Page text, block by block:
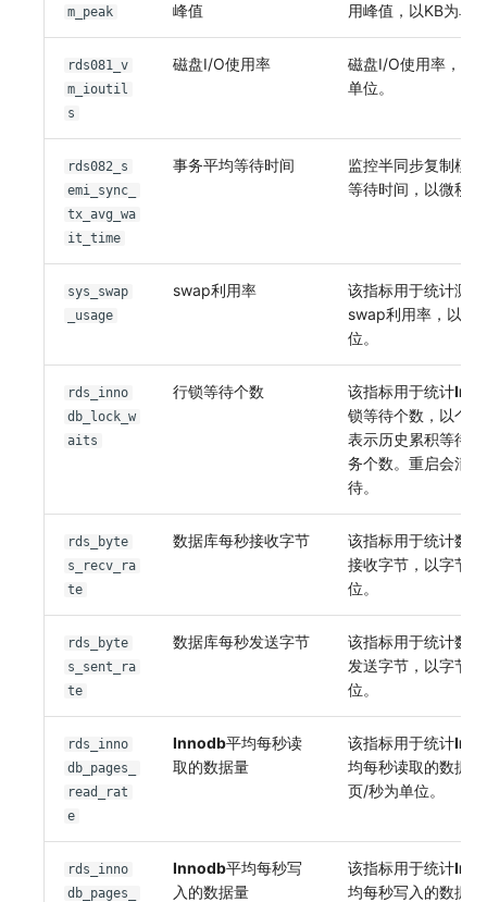
m_peak
峰值
用峰值，以KB为单
rds081_v
m_ioutil
s
磁盘I/O使用率
磁盘I/O使用率，以
单位。
rds082_s
emi_sync_
tx_avg_wa
it_time
事务平均等待时间
监控半同步复制模
等待时间，以微秒
sys_swap
_usage
swap利用率
该指标用于统计测
swap利用率，以比
位。
rds_inno
db_lock_w
aits
行锁等待个数 该指标用于统计
锁等待个数，以个
表示历史累积等待
务个数。重启会清
待。
rds_byte
s_recv_ra
te
数据库每秒接收字节
该指标用于统计数
接收字节，以字节/
位。
rds_byte
s_sent_ra
te
数据库每秒发送字节
该指标用于统计数
发送字节，以字节/
位。
rds_inno
db_pages_
read_rat
e
Innodb平均每秒读
取的数据量
该指标用于统计
均每秒读取的数据
页/秒为单位。
rds_inno
db_pages_
Innodb平均每秒写
入的数据量
该指标用于统计
均每秒写入的数据